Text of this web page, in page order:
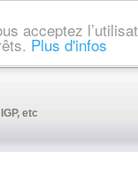
acceptez
Plus d'infos
etc